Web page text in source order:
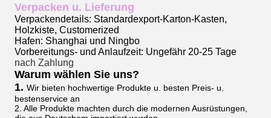
Verpacken u. Lieferung
Verpackendetails: Standardexport-Karton-Kasten,
Holzkiste, Customerized
Hafen: Shanghai und Ningbo
Vorbereitungs- und Anlaufzeit: Ungefähr 20-25 Tage
nach Zahlung
Warum wählen Sie uns?
1. Wir bieten hochwertige Produkte u. besten Preis- u.
bestenservice an
2. Alle Produkte machten durch die modernen Ausrüstungen,